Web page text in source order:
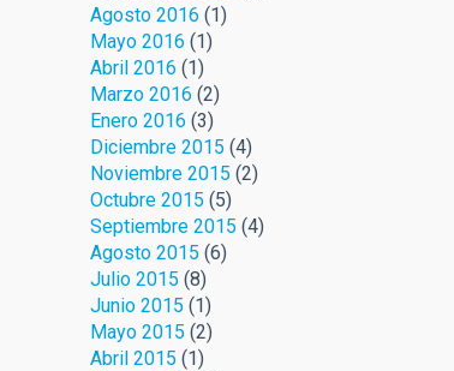
Agosto 2016 (1)
Mayo 2016 (1)
Abril 2016 (1)
Marzo 2016 (2)
Enero 2016 (3)
Diciembre 2015 (4)
Noviembre 2015 (2)
Octubre 2015 (5)
Septiembre 2015 (4)
Agosto 2015 (6)
Julio 2015 (8)
Junio 2015 (1)
Mayo 2015 (2)
Abril 2015 (1)